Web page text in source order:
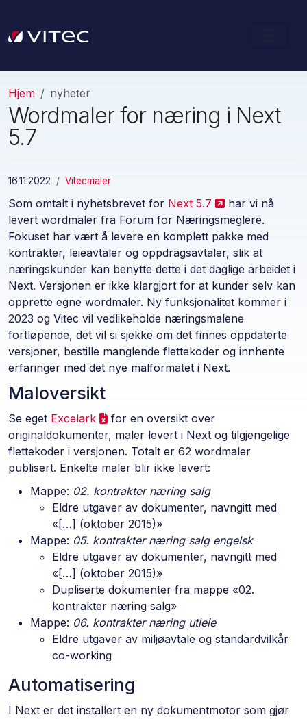
Hjem nyheter
Wordmaler for næring i Next
5.7
16.11.2022 Vitecmaler
Som omtalt i nyhetsbrevet for Next 5.7
har vi nå
levert wordmaler fra Forum for Næringsmeglere.
Fokuset har vært å levere en komplett pakke med
kontrakter, leieavtaler og oppdragsavtaler, slik at
næringskunder kan benytte dette i det daglige arbeidet i
Next. Versjonen er ikke klargjort for at kunder selv kan
opprette egne wordmaler. Ny funksjonalitet kommer i
2023 og Vitec vil vedlikeholde næringsmalene
fortløpende, det vil si sjekke om det finnes oppdaterte
versjoner, bestille manglende flettekoder og innhente
erfaringer med det nye malformatet i Next.
Maloversikt
Se eget Excelark
for en oversikt over
originaldokumenter, maler levert i Next og tilgjengelige
flettekoder i versjonen. Totalt er 62 wordmaler
publisert. Enkelte maler blir ikke levert:
Mappe: 02. kontrakter næring salg
Eldre utgaver av dokumenter, navngitt med
«[…] (oktober 2015)»
Mappe: 05. kontrakter næring salg engelsk
Eldre utgaver av dokumenter, navngitt med
«[…] (oktober 2015)»
Dupliserte dokumenter fra mappe «02.
kontrakter næring salg»
Mappe: 06. kontrakter næring utleie
Eldre utgaver av miljøavtale og standardvilkår
co-working
Automatisering
I Next er det installert en ny dokumentmotor som gjør